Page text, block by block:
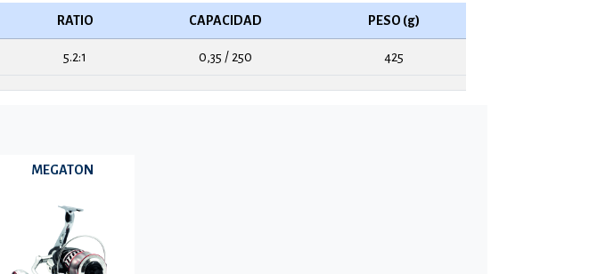
RATIO CAPACIDAD PESO (g)
5.2:1 0,35 / 250 425
MEGATON